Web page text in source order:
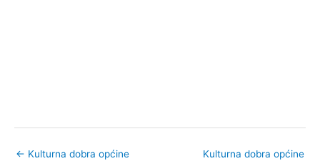
← Kulturna dobra općine
Kulturna dobra općine